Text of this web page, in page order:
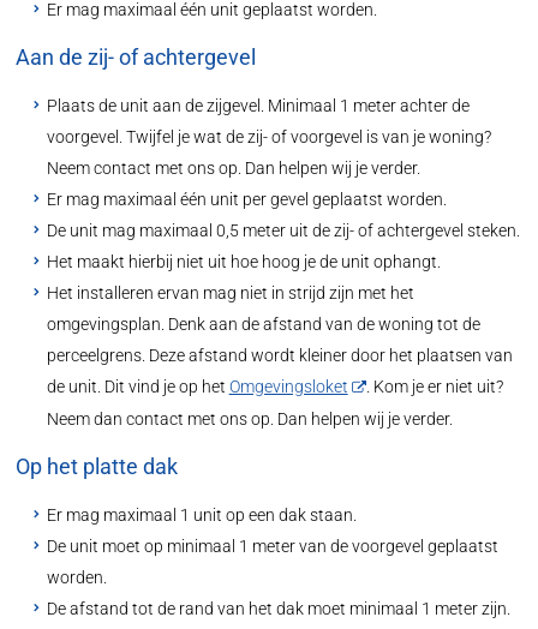
Er mag maximaal één unit geplaatst worden.
Aan de zij- of achtergevel
Plaats de unit aan de zijgevel. Minimaal 1 meter achter de
voorgevel. Twijfel je wat de zij- of voorgevel is van je woning?
Neem contact met ons op. Dan helpen wij je verder.
Er mag maximaal één unit per gevel geplaatst worden.
De unit mag maximaal 0,5 meter uit de zij- of achtergevel steken.
Het maakt hierbij niet uit hoe hoog je de unit ophangt.
Het installeren ervan mag niet in strijd zijn met het
omgevingsplan. Denk aan de afstand van de woning tot de
perceelgrens. Deze afstand wordt kleiner door het plaatsen van
de unit. Dit vind je op het Omgevingsloket
. Kom je er niet uit?
Neem dan contact met ons op. Dan helpen wij je verder.
Op het platte dak
Er mag maximaal 1 unit op een dak staan.
De unit moet op minimaal 1 meter van de voorgevel geplaatst
worden.
De afstand tot de rand van het dak moet minimaal 1 meter zijn.